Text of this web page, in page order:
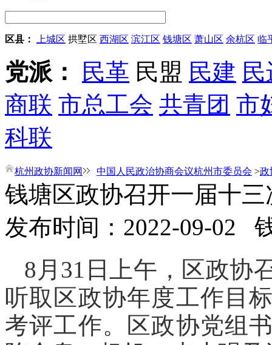
区县： 上城区 拱墅区 西湖区 滨江区 钱塘区 萧山区 余杭区 临
党派： 民革 民盟 民建
商联 市总工会 共青团 市
科联
杭州政协新闻网 中国人民政治协商会议杭州市委员会 >政
钱塘区政协召开一届十
发布时间：2022-09-02
8月31日上午，区政协
听取区政协年度工作目
考评工作。区政协党组